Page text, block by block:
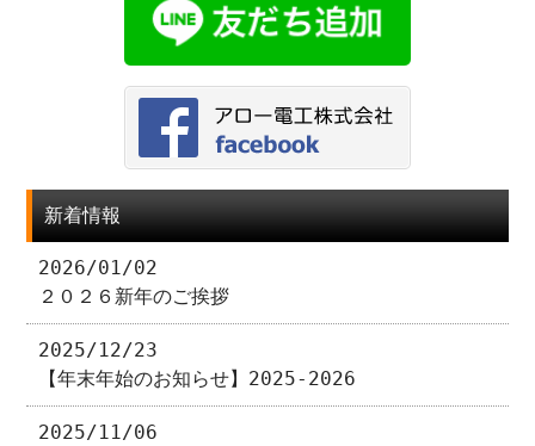
新着情報
2026/01/02
２０２６新年のご挨拶
2025/12/23
【年末年始のお知らせ】2025-2026
2025/11/06